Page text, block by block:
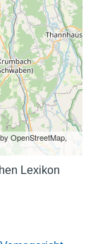
OpenStreetMap,
Lexikon